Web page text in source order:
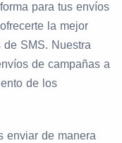
para tus envíos
la mejor
de SMS. Nuestra
de campañas a
de los
enviar de manera